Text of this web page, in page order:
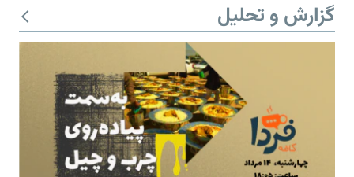
گزارش و تحلیل